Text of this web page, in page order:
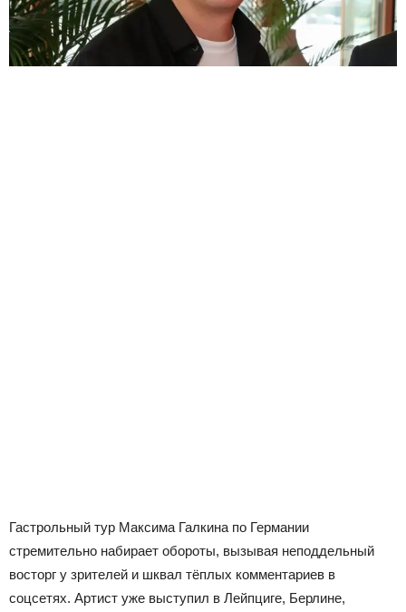
Гастрольный тур Максима Галкина по Германии
стремительно набирает обороты, вызывая неподдельный
восторг у зрителей и шквал тёплых комментариев в
соцсетях. Артист уже выступил в Лейпциге, Берлине,